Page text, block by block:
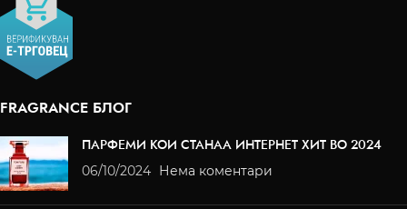
FRAGRANCE БЛОГ
ПАРФЕМИ КОИ СТАНАА ИНТЕРНЕТ ХИТ ВО 2024
06/10/2024 Нема коментари